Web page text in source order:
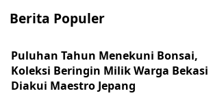
Berita Populer
Puluhan Tahun Menekuni Bonsai,
Koleksi Beringin Milik Warga Bekasi
Diakui Maestro Jepang